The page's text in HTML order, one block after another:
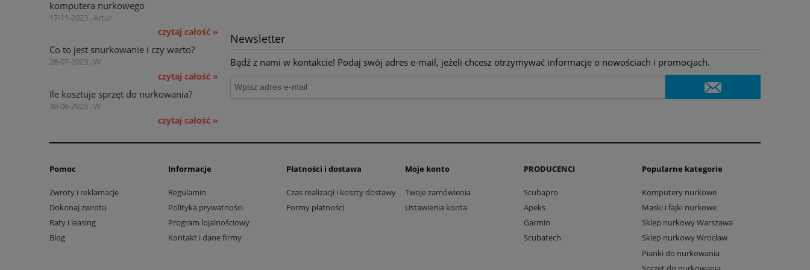
komputera nurkowego
17-11-2023 , Artur
czytaj całość »
Co to jest snurkowanie i czy warto?
28-07-2023 , W
czytaj całość »
Ile kosztuje sprzęt do nurkowania?
30-06-2023 , W
czytaj całość »
Newsletter
Bądź z nami w kontakcie! Podaj swój adres e-mail, jeżeli chcesz otrzymywać informacje o nowościach i promocjach.
Pomoc
Zwroty i reklamacje
Dokonaj zwrotu
Raty i leasing
Blog
Informacje
Regulamin
Polityka prywatności
Program lojalnościowy
Kontakt i dane firmy
Płatności i dostawa
Czas realizacji i koszty dostawy
Formy płatności
Moje konto
Twoje zamówienia
Ustawienia konta
PRODUCENCI
Scubapro
Apeks
Garmin
Scubatech
Popularne kategorie
Komputery nurkowe
Maski i fajki nurkowe
Sklep nurkowy Warszawa
Sklep nurkowy Wrocław
Pianki do nurkowania